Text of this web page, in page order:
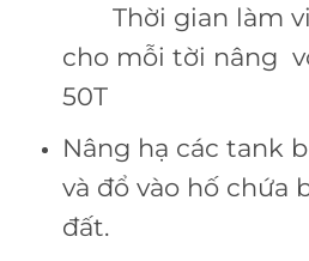
Thời gian làm
cho mỗi tời nâng
50T
Nâng hạ các tank
và đổ vào hố chứa
đất.